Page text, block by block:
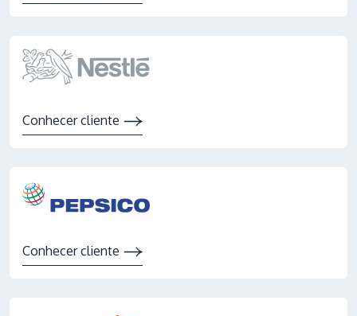
Conhecer cliente
Conhecer cliente